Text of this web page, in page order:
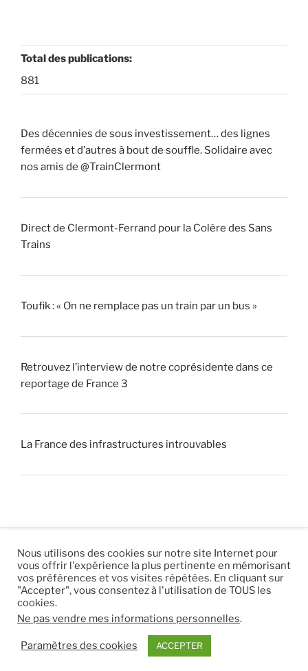
Total des publications:
881
Des décennies de sous investissement… des lignes
fermées et d’autres à bout de souffle. Solidaire avec
nos amis de @TrainClermont
Direct de Clermont-Ferrand pour la Colère des Sans
Trains
Toufik : « On ne remplace pas un train par un bus »
Retrouvez l’interview de notre coprésidente dans ce
reportage de France 3
La France des infrastructures introuvables
© 2026 |Mentions légales|Hébergement Eur’Net.|
RSS|sitemap
Nous utilisons des cookies sur notre site Internet pour
vous offrir l'expérience la plus pertinente en mémorisant
vos préférences et vos visites répétées. En cliquant sur
"Accepter", vous consentez à l'utilisation de TOUS les
cookies.
Ne pas vendre mes informations personnelles.
Paramètres des cookies ACCEPTER